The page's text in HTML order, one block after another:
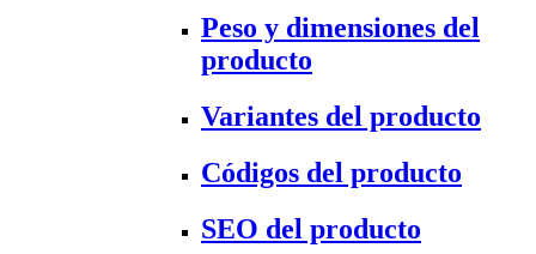
Peso y dimensiones del
producto
Variantes del producto
Códigos del producto
SEO del producto